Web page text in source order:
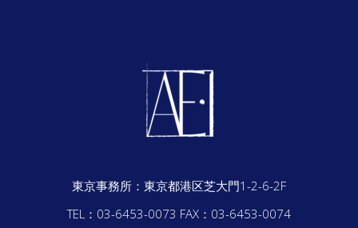
東京事務所： 東京都港区芝大門1-2-6-2F
TEL：03-6453-0073 FAX：03-6453-0074